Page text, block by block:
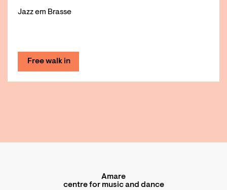
Jazz em Brasse
Free walk in
Amare
centre for music and dance